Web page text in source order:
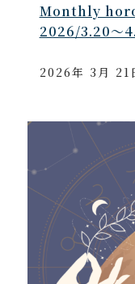
Monthly
2026/3.20～
2026年 3月 21